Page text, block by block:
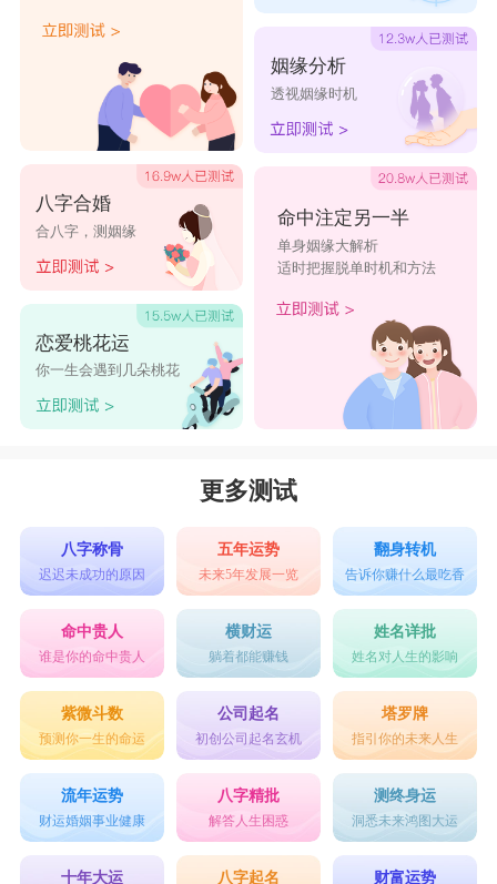
八字合婚
合八字，测姻缘
恋爱桃花运
你一生会遇到几朵桃花
姻缘分析
透视姻缘时机
命中注定另一半
单身姻缘大解析
适时把握脱单时机和方法
更多测试
八字称骨
迟迟未成功的原因
五年运势
未来5年发展一览
翻身转机
告诉你赚什么最吃香
命中贵人
谁是你的命中贵人
横财运
躺着都能赚钱
姓名详批
姓名对人生的影响
紫微斗数
预测你一生的命运
公司起名
初创公司起名玄机
塔罗牌
指引你的未来人生
流年运势
财运婚姻事业健康
八字精批
解答人生困惑
测终身运
洞悉未来鸿图大运
十年大运 八字起名 财富运势